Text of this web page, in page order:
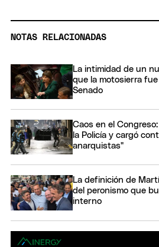
NOTAS RELACIONADAS
La intimidad de un
que la motosierra
Senado
Caos en el
la Policía y cargó
anarquistas"
La definición de
del peronismo que
interno